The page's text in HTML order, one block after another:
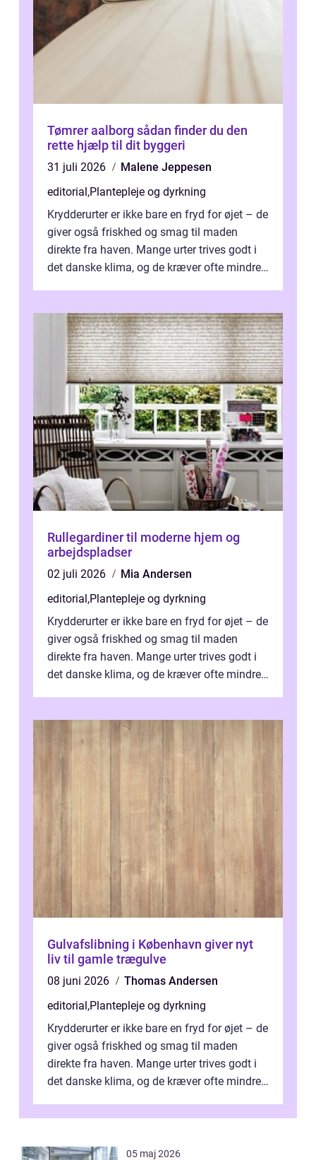
Tømrer aalborg sådan finder du den
rette hjælp til dit byggeri
31 juli 2026
Malene Jeppesen
editorial,Plantepleje og dyrkning
Krydderurter er ikke bare en fryd for øjet – de
giver også friskhed og smag til maden
direkte fra haven. Mange urter trives godt i
det danske klima, og de kræver ofte mindre
Rullegardiner til moderne hjem og
arbejdspladser
02 juli 2026
Mia Andersen
editorial,Plantepleje og dyrkning
Krydderurter er ikke bare en fryd for øjet – de
giver også friskhed og smag til maden
direkte fra haven. Mange urter trives godt i
det danske klima, og de kræver ofte mindre
Gulvafslibning i København giver nyt
liv til gamle trægulve
08 juni 2026
Thomas Andersen
editorial,Plantepleje og dyrkning
Krydderurter er ikke bare en fryd for øjet – de
giver også friskhed og smag til maden
direkte fra haven. Mange urter trives godt i
det danske klima, og de kræver ofte mindre
05 maj 2026